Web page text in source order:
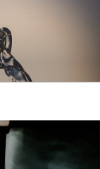
ALCOHÓLICAS